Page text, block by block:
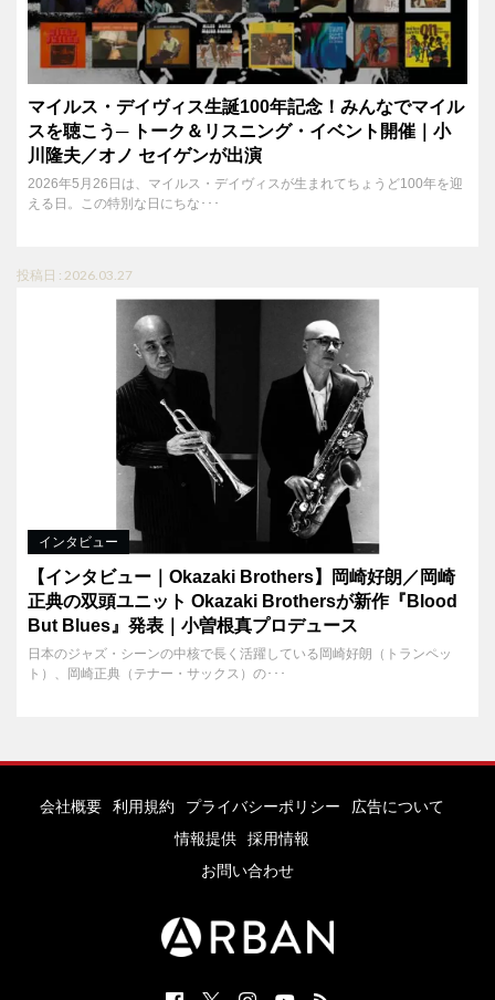
マイルス・デイヴィス生誕100年記念！みんなでマイル
スを聴こう─ トーク＆リスニング・イベント開催｜小
川隆夫／オノ セイゲンが出演
2026年5月26日は、マイルス・デイヴィスが生まれてちょうど100年を迎
える日。この特別な日にちな･･･
投稿日 : 2026.03.27
インタビュー
【インタビュー｜Okazaki Brothers】岡崎好朗／岡崎
正典の双頭ユニット Okazaki Brothersが新作『Blood
But Blues』発表｜小曽根真プロデュース
日本のジャズ・シーンの中核で長く活躍している岡崎好朗（トランペッ
ト）、岡崎正典（テナー・サックス）の･･･
会社概要 利用規約 プライバシーポリシー
広告について
情報提供
採用情報
お問い合わせ